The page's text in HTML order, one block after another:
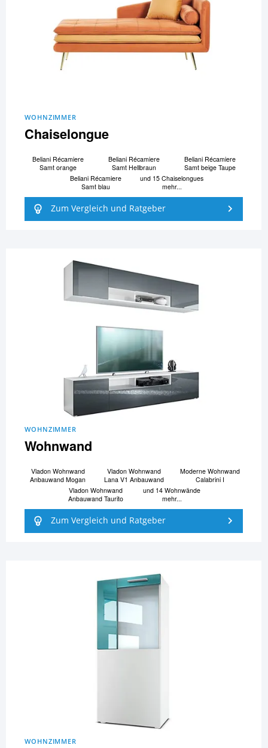
WOHNZIMMER
Chaiselongue
Beliani Ré­ca­mi­e­re
Samt orange
Beliani Ré­ca­mi­e­re
Samt Hellbraun
Beliani Ré­ca­mi­e­re
Samt beige Taupe
Beliani Ré­ca­mi­e­re
Samt blau
und 15 Chaiselongues
mehr...
Zum Vergleich und Ratgeber
WOHNZIMMER
Wohnwand
Vladon Wohnwand
Anbauwand Mogan
Vladon Wohnwand
Lana V1 Anbauwand
Moderne Wohnwand
Calabrini I
Vladon Wohnwand
Anbauwand Taurito
und 14 Wohnwände
mehr...
Zum Vergleich und Ratgeber
WOHNZIMMER